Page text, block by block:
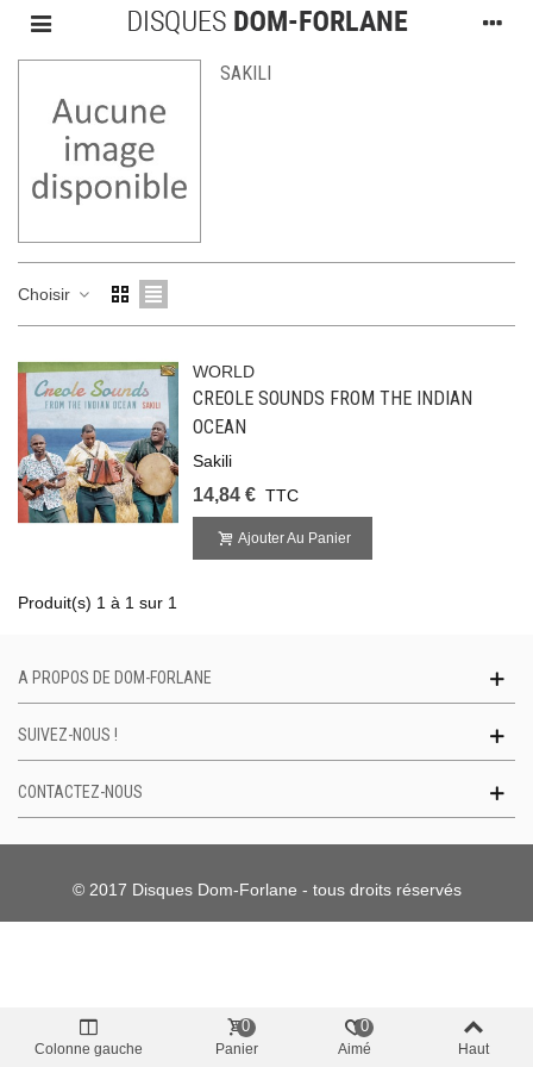
SAKILI
Choisir
WORLD
CREOLE SOUNDS FROM THE INDIAN
OCEAN
Sakili
14,84 € TTC
Ajouter Au Panier
Produit(s) 1 à 1 sur 1
A PROPOS DE DOM-FORLANE
SUIVEZ-NOUS !
CONTACTEZ-NOUS
© 2017 Disques Dom-Forlane - tous droits réservés
Colonne gauche Panier
0
Aimé
0
Haut